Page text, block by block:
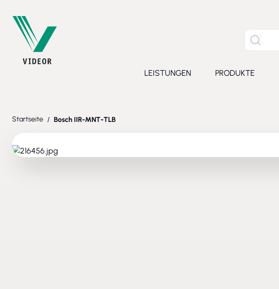
Site Suche
LEISTUNGEN
PRODUKTE
Startseite / Bosch IIR-MNT-TLB